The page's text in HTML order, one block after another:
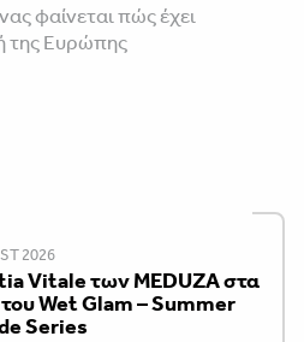
φαίνεται πώς έχει
της Ευρώπης
2026
Vitale των MEDUZA στα
Wet Glam – Summer
Series